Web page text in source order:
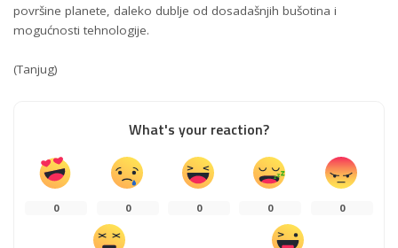
površine planete, daleko dublje od dosadašnjih bušotina i
mogućnosti tehnologije.
(Tanjug)
What's your reaction?
0 0 0 0 0